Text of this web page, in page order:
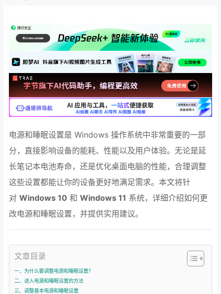
电源和睡眠设置是 Windows 操作系统中非常重要的一部
分，直接影响设备的能耗、性能以及用户体验。无论是延
长笔记本电池寿命，还是优化桌面电脑的性能，合理调整
这些设置都能让你的设备更好地满足需求。本文将针
对 Windows 10 和 Windows 11 系统，详细介绍如何更
改电源和睡眠设置，并提供实用建议。
文章目录
一、为什么要调整电源和睡眠设置？
二、进入电源和睡眠设置的方法
三、调整基本电源和睡眠设置